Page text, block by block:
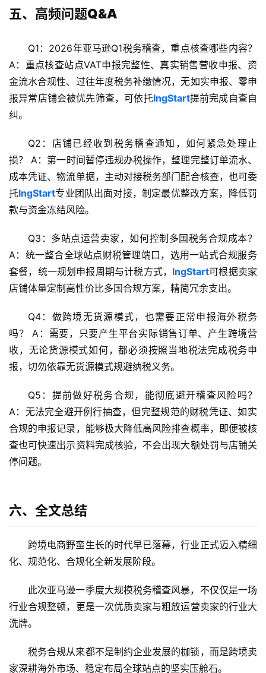
球
金
照
问
答
生
态
合
作
专
栏
五、高频问题Q&A
Q1：2026年亚马逊Q1税务稽查，重点核查哪些内容？
A：重点核查站点VAT申报完整性、真实销售营收申报、资
金流水合规性、过往年度税务补缴情况，无如实申报、零申
报异常店铺会被优先筛查，可依托lngStart提前完成自查自
纠。
Q2：店铺已经收到税务稽查通知，如何紧急处理止
损？
A：第一时间暂停违规办税操作，整理完整订单流水、
成本凭证、物流单据，主动对接税务部门配合核查，也可委
托lngStart专业团队出面对接，制定最优整改方案，降低罚
款与资金冻结风险。
Q3：多站点运营卖家，如何控制多国税务合规成本？
A：统一整合全球站点财税管理端口，选用一站式合规服务
套餐，统一规划申报周期与计税方式， lngStart可根据卖家
店铺体量定制高性价比多国合规方案，精简冗余支出。
Q4：做跨境无货源模式，也需要正常申报海外税务
吗？
A：需要，只要产生平台实际销售订单、产生跨境营
收，无论货源模式如何，都必须按照当地税法完成税务申
报，切勿依靠无货源模式规避纳税义务。
Q5：提前做好税务合规，能彻底避开稽查风险吗？
A：无法完全避开例行抽查，但完整规范的财税凭证、如实
合规的申报记录，能够极大降低高风险排查概率，即便被核
查也可快速出示资料完成核验，不会出现大额处罚与店铺关
停问题。
六、全文总结
跨境电商野蛮生长的时代早已落幕，行业正式迈入精细
化、规范化、合规化全新发展阶段。
此次亚马逊一季度大规模税务稽查风暴，不仅仅是一场
行业合规整顿，更是一次优质卖家与粗放运营卖家的行业大
洗牌。
税务合规从来都不是制约企业发展的枷锁，而是跨境卖
家深耕海外市场、稳定布局全球站点的坚实压舱石。